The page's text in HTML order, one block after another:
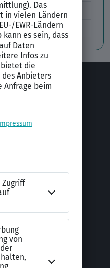
Berufsorientierung
Ausbildung
Jobprofile
Vorlagen & Tests
Anschreiben-Vorlagen
Lebenslauf-Vorlagen
Checklisten
Testverfahren
Alle Word-Dateien
Alle Downloads